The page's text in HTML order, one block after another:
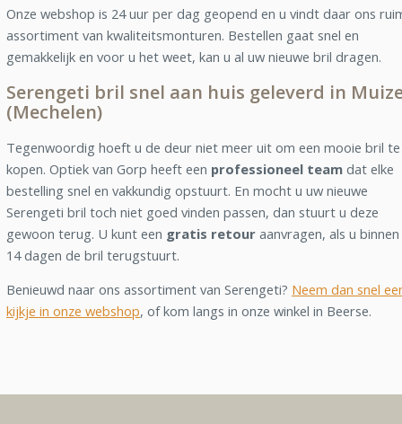
Onze webshop is 24 uur per dag geopend en u vindt daar ons
assortiment van kwaliteitsmonturen. Bestellen gaat snel en
gemakkelijk en voor u het weet, kan u al uw nieuwe bril dragen.
Serengeti bril snel aan huis geleverd in
(Mechelen)
Tegenwoordig hoeft u de deur niet meer uit om een mooie bril te
kopen. Optiek van Gorp heeft een professioneel team dat elke
bestelling snel en vakkundig opstuurt. En mocht u uw nieuwe
Serengeti bril toch niet goed vinden passen, dan stuurt u deze
gewoon terug. U kunt een gratis retour aanvragen, als u binnen
14 dagen de bril terugstuurt.
Benieuwd naar ons assortiment van Serengeti? Neem dan snel
kijkje in onze webshop, of kom langs in onze winkel in Beerse.